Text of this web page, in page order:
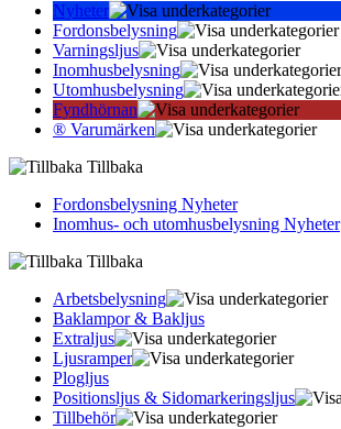
Nyheter
Fordonsbelysning
Varningsljus
Inomhusbelysning
Utomhusbelysning
Fyndhörnan
® Varumärken
Tillbaka
Fordonsbelysning Nyheter
Inomhus- och utomhusbelysning Nyheter
Tillbaka
Arbetsbelysning
Baklampor & Bakljus
Extraljus
Ljusramper
Plogljus
Positionsljus & Sidomarkerings­ljus
Tillbehör